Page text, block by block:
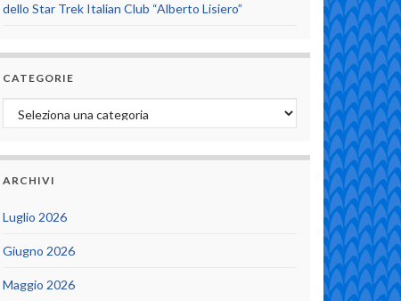
dello Star Trek Italian Club “Alberto Lisiero”
CATEGORIE
Categorie
ARCHIVI
Luglio 2026
Giugno 2026
Maggio 2026